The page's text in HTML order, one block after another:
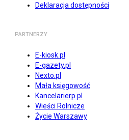
Deklaracja dostępności
PARTNERZY
E-kiosk.pl
E-gazety.pl
Nexto.pl
Mała księgowość
Kancelarierp.pl
Wieści Rolnicze
Życie Warszawy